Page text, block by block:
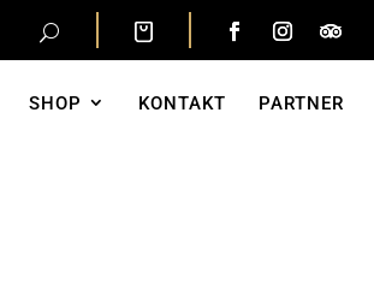
SHOP KONTAKT PARTNER